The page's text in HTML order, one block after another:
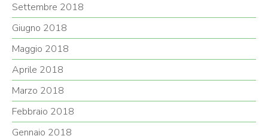
Settembre 2018
Giugno 2018
Maggio 2018
Aprile 2018
Marzo 2018
Febbraio 2018
Gennaio 2018